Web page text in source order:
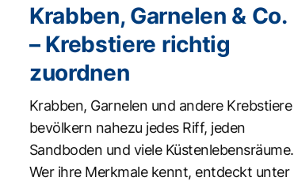
Krabben, Garnelen & Co.
– Krebstiere richtig
zuordnen
Krabben, Garnelen und andere Krebstiere
bevölkern nahezu jedes Riff, jeden
Sandboden und viele Küstenlebensräume.
Wer ihre Merkmale kennt, entdeckt unter